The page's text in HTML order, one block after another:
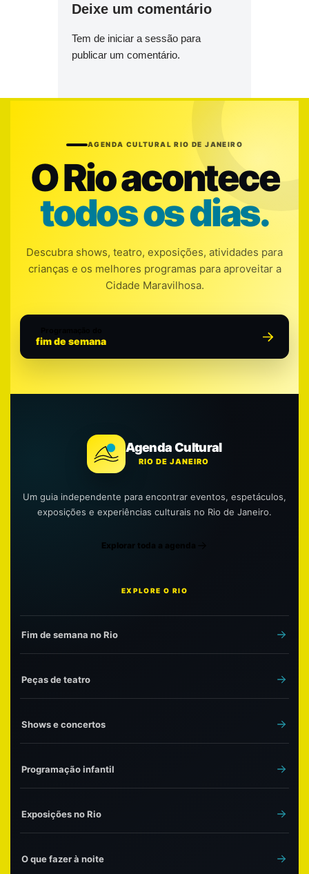
Deixe um comentário
Tem de iniciar a sessão para
publicar um comentário.
AGENDA CULTURAL RIO DE JANEIRO
O Rio acontece
todos os dias.
Descubra shows, teatro, exposições, atividades para
crianças e os melhores programas para aproveitar a
Cidade Maravilhosa.
fim de semana
Agenda Cultural
RIO DE JANEIRO
Um guia independente para encontrar eventos, espetáculos,
exposições e experiências culturais no Rio de Janeiro.
Explorar toda a agenda
EXPLORE O RIO
Fim de semana no Rio
Peças de teatro
Shows e concertos
Programação infantil
Exposições no Rio
O que fazer à noite